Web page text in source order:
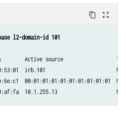
label  Aliasing-label  Mode
0               all-active
10.1.255.12
update: May 12 10:33:14
10.1.255.11
content_copy zoom_out_map
l2-domain-id 101
Active source
irb.101
00:01:01:01:01:01:01:01:01:01
10.1.255.13